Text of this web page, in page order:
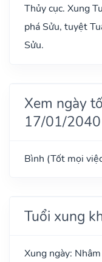
Thủy cục. Xung
phá Sửu, tuyệt
Sửu.
Xem ngày
17/01/2040
Bình (Tốt mọi
Tuổi xung
Xung ngày: